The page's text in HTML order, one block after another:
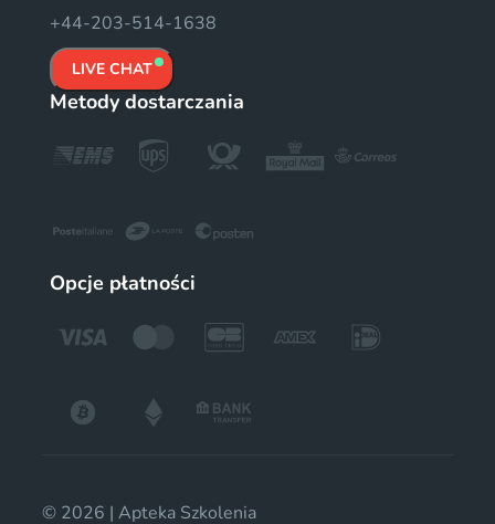
+44-203-514-1638
LIVE CHAT
Metody dostarczania
Opcje płatności
© 2026 | Apteka Szkolenia